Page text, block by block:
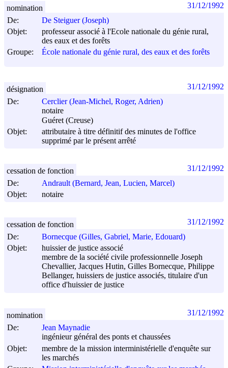
De:
De Steiguer (Joseph)
Objet:
professeur associé à l'Ecole nationale du génie rural,
des eaux et des forêts
Groupe:
École nationale du génie rural, des eaux et des forêts
nomination 31/12/1992
De:
Cerclier (Jean-Michel, Roger, Adrien)
notaire
Guéret (Creuse)
Objet:
attributaire à titre définitif des minutes de l'office
supprimé par le présent arrêté
désignation 31/12/1992
De:
Andrault (Bernard, Jean, Lucien, Marcel)
Objet:
notaire
cessation de fonction 31/12/1992
De:
Bornecque (Gilles, Gabriel, Marie, Edouard)
Objet:
huissier de justice associé
membre de la société civile professionnelle Joseph
Chevallier, Jacques Hutin, Gilles Bornecque, Philippe
Bellanger, huissiers de justice associés, titulaire d'un
office d'huissier de justice
cessation de fonction 31/12/1992
De:
Jean Maynadie
ingénieur général des ponts et chaussées
Objet:
membre de la mission interministérielle d'enquête sur
les marchés
nomination 31/12/1992